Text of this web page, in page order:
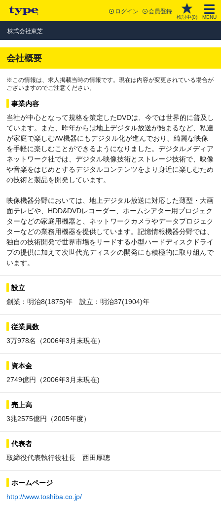
ログイン 会員登録
検討中(0) MENU
株式会社東芝
会社概要
※この情報は、求人掲載当時の情報です。現在は内容が変更されている場合が
ございますのでご注意ください。
事業内容
当社が中心となって規格を策定したDVDは、今では世界的に普及し
ています。また、昨年からは地上デジタル放送が始まるなど、私達
が家庭で楽しむAV機器にもデジタル化が進んでおり、綺麗な映像
を手軽に楽しむことができるようになりました。デジタルメディア
ネットワーク社では、デジタル映像技術とストレージ技術で、映像
や音楽をはじめとするデジタルコンテンツをより身近に楽しむため
の技術と製品を開発しています。
映像機器分野においては、地上デジタル放送に対応した薄型・大画
面テレビや、HDD&DVDレコーダー、ホームシアター用プロジェク
ターなどの家庭用機器と、ネットワークカメラやデータプロジェク
ターなどの業務用機器を提供しています。記憶情報機器分野では、
独自の技術開発で世界市場をリードする小型ハードディスクドライ
ブの提供に加えて次世代光ディスクの開発にも積極的に取り組んで
います。
設立
創業：明治8(1875)年 設立：明治37(1904)年
従業員数
3万978名（2006年3月末現在）
資本金
2749億円（2006年3月末現在)
売上高
3兆2575億円（2005年度）
代表者
取締役代表執行役社長 西田厚聰
ホームページ
http://www.toshiba.co.jp/